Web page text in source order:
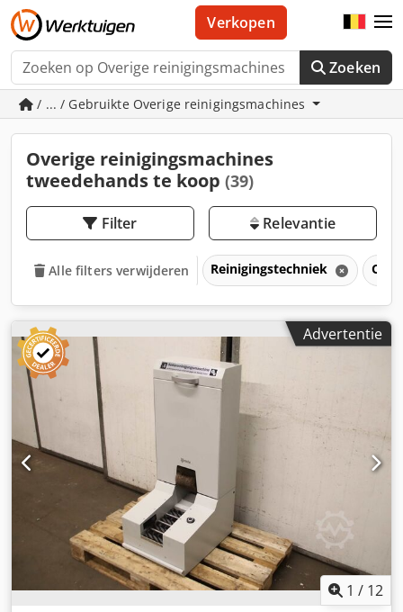
Zoeken
Verkopen
/ ... / Gebruikte Overige reinigingsmachines
Overige reinigingsmachines
tweedehands te koop (39)
Filter Relevantie
Alle filters verwijderen Reinigingstechniek
Advertentie
1 / 12